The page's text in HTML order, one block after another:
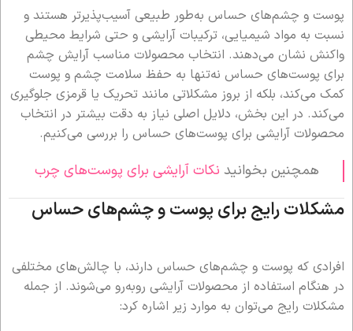
پوست و چشم‌های حساس به‌طور طبیعی آسیب‌پذیرتر هستند و
نسبت به مواد شیمیایی، ترکیبات آرایشی و حتی شرایط محیطی
واکنش نشان می‌دهند. انتخاب محصولات مناسب آرایش چشم
برای پوست‌های حساس نه‌تنها به حفظ سلامت چشم و پوست
کمک می‌کند، بلکه از بروز مشکلاتی مانند تحریک یا قرمزی جلوگیری
می‌کند. در این بخش، دلایل اصلی نیاز به دقت بیشتر در انتخاب
محصولات آرایشی برای پوست‌های حساس را بررسی می‌کنیم.
همچنین بخوانید نکات آرایشی برای پوست‌های چرب
مشکلات رایج برای پوست و چشم‌های حساس
افرادی که پوست و چشم‌های حساس دارند، با چالش‌های مختلفی
در هنگام استفاده از محصولات آرایشی روبه‌رو می‌شوند. از جمله
مشکلات رایج می‌توان به موارد زیر اشاره کرد: